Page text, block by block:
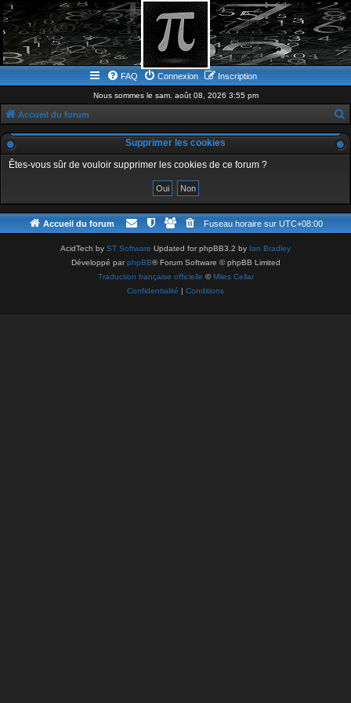
FAQ Connexion Inscription
Nous sommes le sam. août 08, 2026 3:55 pm
Accueil du forum
e
r
Supprimer les cookies
Êtes-vous sûr de vouloir supprimer les cookies de ce forum ?
Accueil du forum Fuseau horaire sur UTC+08:00
AcidTech by ST Software Updated for phpBB3.2 by Ian Bradley
Développé parphpBB® Forum Software © phpBB Limited
Traduction française officielle ©Miles Cellar
Confidentialité | Conditions